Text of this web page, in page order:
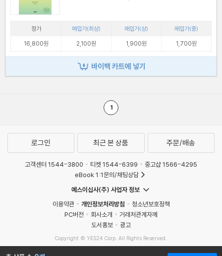
정가 매입가(최상) 매입가(상)
매입가(중)
16,800원
2,100원 1,900원 1,700원
바이백 카트에 넣기
1
로그인 최근 본 상품 주문/배송
고객센터 1544-3800 티켓 1544-6399
중고샵 1566-4295
eBook 1:1문의/채팅상담
예스이십사(주) 사업자 정보
이용약관
개인정보처리방침
청소년보호정책
PC버전
회사소개
거래처관계자께
도서홍보
광고
Copyright © YES24 Corp. All Rights Reserved.
MATOM13